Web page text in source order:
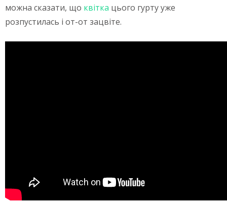
можна сказати, що квітка цього гурту уже
розпустилась і от-от зацвіте.